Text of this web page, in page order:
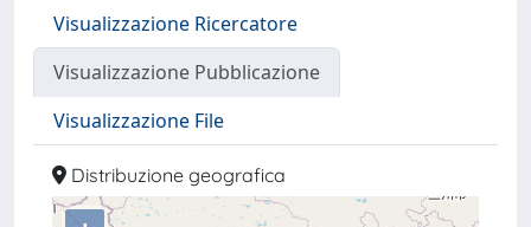
Visualizzazione Ricercatore
Visualizzazione Pubblicazione
Visualizzazione File
Distribuzione geografica